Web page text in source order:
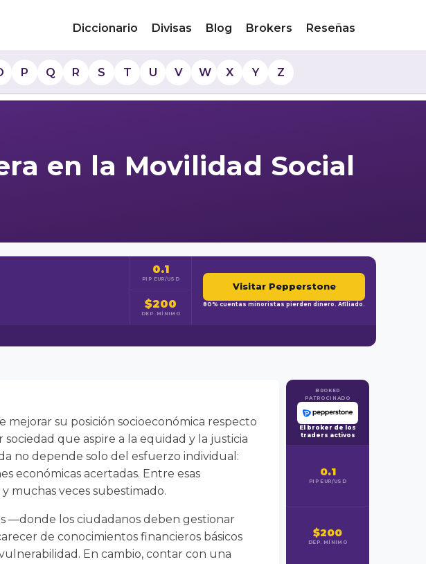
Diccionario Divisas Blog Brokers Reseñas
P Q R S T U V W X Y Z
en la Movilidad Social
0.1
PIP EUR/USD
$200
DEP. MÍNIMO
Visitar Pepperstone
80% cuentas minoristas pierden dinero. Afiliado.
mejorar su posición socioeconómica respecto
que aspire a la equidad y la justicia
no depende solo del esfuerzo individual:
económicas acertadas. Entre esas
muchas veces subestimado.
—donde los ciudadanos deben gestionar
de conocimientos financieros básicos
En cambio, contar con una
BROKER
PATROCINADO
El broker de los
traders activos
0.1
PIP EUR/USD
$200
DEP. MÍNIMO